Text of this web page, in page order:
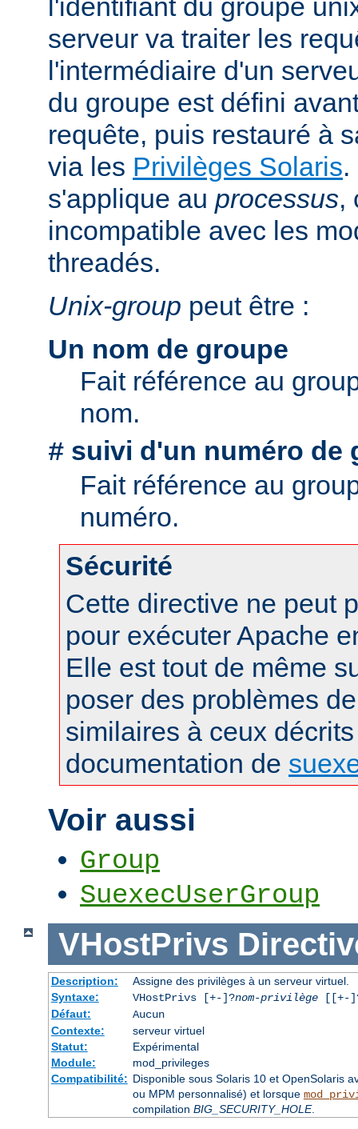
l'identifiant du groupe
serveur va traiter les
l'intermédiaire d'un
du groupe est défini
requête, puis restauré à
via les Privilèges Solaris
s'applique au processus,
incompatible avec les
threadés.
Unix-group peut être :
Un nom de groupe
Fait référence au
nom.
# suivi d'un numéro de
Fait référence au
numéro.
Sécurité
Cette directive ne peut
pour exécuter Apache
Elle est tout de même
poser des problèmes
similaires à ceux
documentation de
Voir aussi
Group
SuexecUserGroup
VHostPrivs
Description:
Assigne des privilèges à un serveur virtuel.
Syntaxe:
VHostPrivs [+-]?nom-privilège[[+-
Défaut:
Aucun
Contexte:
serveur virtuel
Statut:
Expérimental
Module:
mod_privileges
Compatibilité: Disponible sous Solaris 10 et OpenSolaris
ou MPM personnalisé) et lorsque
compilation BIG_SECURITY_HOLE.